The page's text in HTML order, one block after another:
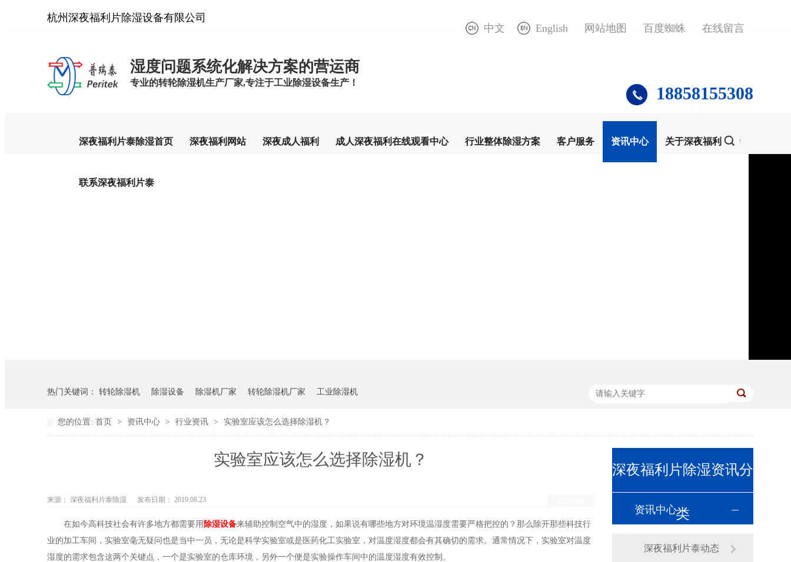
中文 English 网站地图 百度蜘蛛 在线留言
杭州深夜福利片除湿设备有限公司
湿度问题系统化解决方案的营运商
专业的转轮除湿机生产厂家,专注于工业除湿设备生产！
18858155308
深夜福利片泰除湿首页 深夜福利网站 深夜成人福利 成人深夜福利在线观看中心 行业整体除湿方案 客户服务 资讯中心 关于深夜福利片泰
联系深夜福利片泰
热门关键词： 转轮除湿机 除湿设备 除湿机厂家 转轮除湿机厂家 工业除湿机
您的位置: 首页 > 资讯中心 > 行业资讯 > 实验室应该怎么选择除湿机？
实验室应该怎么选择除湿机？
来源： 深夜福利片泰除湿 发布日期： 2019.08.23
在如今高科技社会有许多地方都需要用 除湿设备来辅助控制空气中的湿度，如果说有哪些地方对环境温湿度需要严格把控的？那么除开那些科技行
业的加工车间，实验室毫无疑问也是当中一员，无论是科学实验室或是医药化工实验室，对温度湿度都会有其确切的需求。通常情况下，实验室对温度
湿度的需求包含这两个关键点，一个是实验室的仓库环境，另外一个便是实验操作车间中的温度湿度有效控制。
深夜福利片除湿资讯分
类
资讯中心
深夜福利片泰动态